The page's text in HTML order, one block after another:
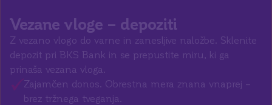
Vezane vloge – depoziti
Z vezano vlogo do varne in zanesljive naložbe. Sklenite
depozit pri BKS Bank in se prepustite miru, ki ga
prinaša vezana vloga.
Zajamčen donos. Obrestna mera znana vnaprej –
brez tržnega tveganja.